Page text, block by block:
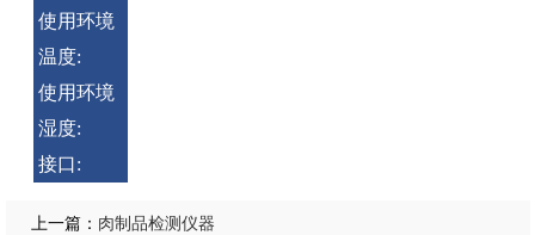
使用环境
温度:
使用环境
湿度:
接口:
上一篇： 肉制品检测仪器